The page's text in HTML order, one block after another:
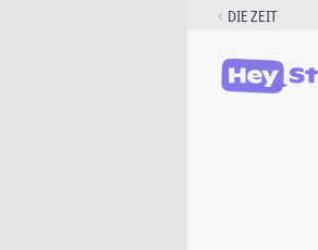
DIE ZEIT